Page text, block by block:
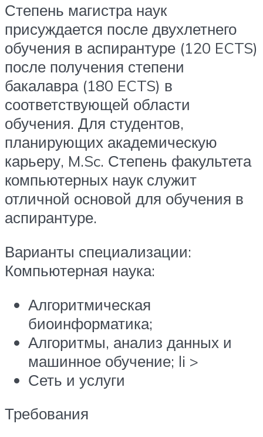
Степень магистра наук
присуждается после двухлетнего
обучения в аспирантуре (120 ECTS)
после получения степени
бакалавра (180 ECTS) в
соответствующей области
обучения. Для студентов,
планирующих академическую
карьеру, M.Sc. Степень факультета
компьютерных наук служит
отличной основой для обучения в
аспирантуре.
Варианты специализации:
Компьютерная наука:
Алгоритмическая
биоинформатика;
Алгоритмы, анализ данных и
машинное обучение; li >
Сеть и услуги
Требования